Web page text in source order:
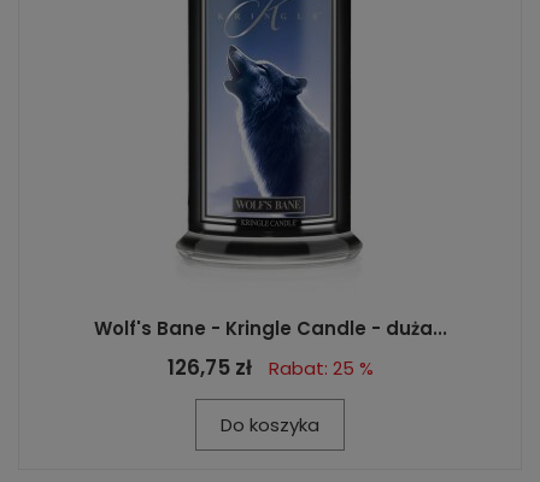
Wolf's Bane - Kringle Candle - duża...
126,75 zł Rabat: 25 %
Do koszyka